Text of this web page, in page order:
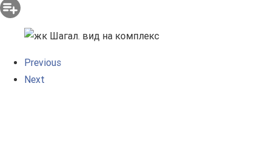
Previous
Next